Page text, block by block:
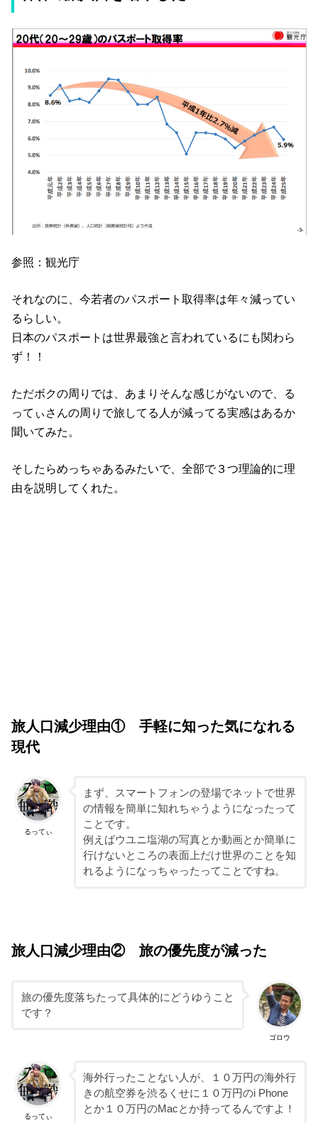
参照：観光庁
それなのに、今若者のパスポート取得率は年々減ってい
るらしい。
日本のパスポートは世界最強と言われているにも関わら
ず！！
ただボクの周りでは、あまりそんな感じがないので、る
ってぃさんの周りで旅してる人が減ってる実感はあるか
聞いてみた。
そしたらめっちゃあるみたいで、全部で３つ理論的に理
由を説明してくれた。
旅人口減少理由① 手軽に知った気になれる
現代
るってぃ
まず、スマートフォンの登場でネットで世界
の情報を簡単に知れちゃうようになったって
ことです。
例えばウユニ塩湖の写真とか動画とか簡単に
行けないところの表面上だけ世界のことを知
れるようになっちゃったってことですね。
旅人口減少理由② 旅の優先度が減った
ゴロウ
旅の優先度落ちたって具体的にどうゆうこと
です？
るってぃ
海外行ったことない人が、１０万円の海外行
きの航空券を渋るくせに１０万円のi Phone
とか１０万円のMacとか持ってるんですよ！